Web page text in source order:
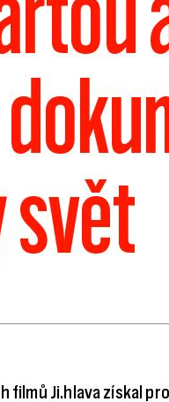
svět
filmů Ji.hlava získal